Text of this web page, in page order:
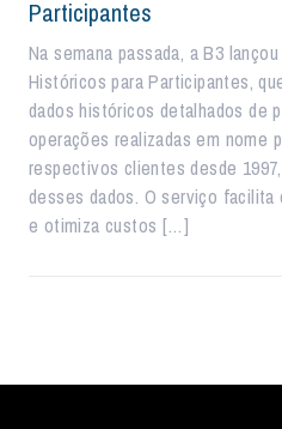
Participantes
Na semana passada, a B3
Históricos para Participantes,
dados históricos detalhados de
operações realizadas em nome
respectivos clientes desde
desses dados. O serviço
e otimiza custos […]